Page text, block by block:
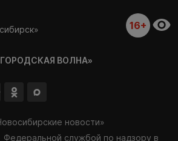
16+
ВОЛНА»
новости»
Федеральной службой по надзору в